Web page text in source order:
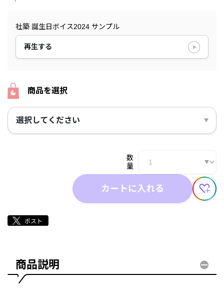
社築 誕生日ボイス2024 サンプル
再生する
商品を選択
選択してください
数
量
カートに入れる
商品説明